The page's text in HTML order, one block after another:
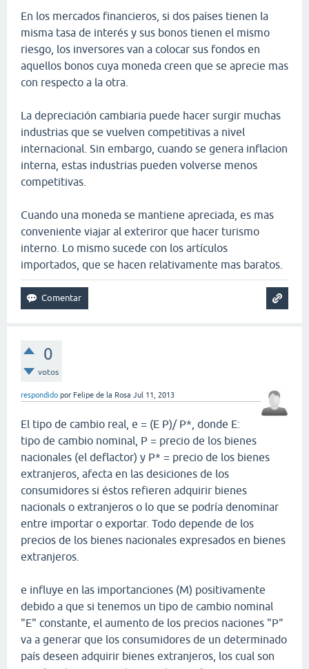
En los mercados financieros, si dos países tienen la
misma tasa de interés y sus bonos tienen el mismo
riesgo, los inversores van a colocar sus fondos en
aquellos bonos cuya moneda creen que se aprecie mas
con respecto a la otra.
La depreciación cambiaria puede hacer surgir muchas
industrias que se vuelven competitivas a nivel
internacional. Sin embargo, cuando se genera inflacion
interna, estas industrias pueden volverse menos
competitivas.
Cuando una moneda se mantiene apreciada, es mas
conveniente viajar al exteriror que hacer turismo
interno. Lo mismo sucede con los artículos
importados, que se hacen relativamente mas baratos.
0
votos
respondido por Felipe de la Rosa Jul 11, 2013
El tipo de cambio real, e = (E P)/ P*, donde E:
tipo de cambio nominal, P = precio de los bienes
nacionales (el deflactor) y P* = precio de los bienes
extranjeros, afecta en las desiciones de los
consumidores si éstos refieren adquirir bienes
nacionals o extranjeros o lo que se podría denominar
entre importar o exportar. Todo depende de los
precios de los bienes nacionales expresados en bienes
extranjeros.
e influye en las importanciones (M) positivamente
debido a que si tenemos un tipo de cambio nominal
"E" constante, el aumento de los precios naciones "P"
va a generar que los consumidores de un determinado
país deseen adquirir bienes extranjeros, los cual son